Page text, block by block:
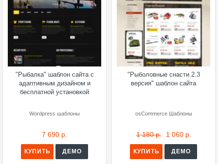
"Рыбалка" шаблон сайта с
адаптивным дизайном и
бесплатной установкой
Wordpress шаблоны
7 690 р.
КУПИТЬ ДЕМО
"Рыболовные снасти 2.3
версия" шаблон сайта
osCommerce Шаблоны
1 180 р. 1 060 р.
КУПИТЬ ДЕМО